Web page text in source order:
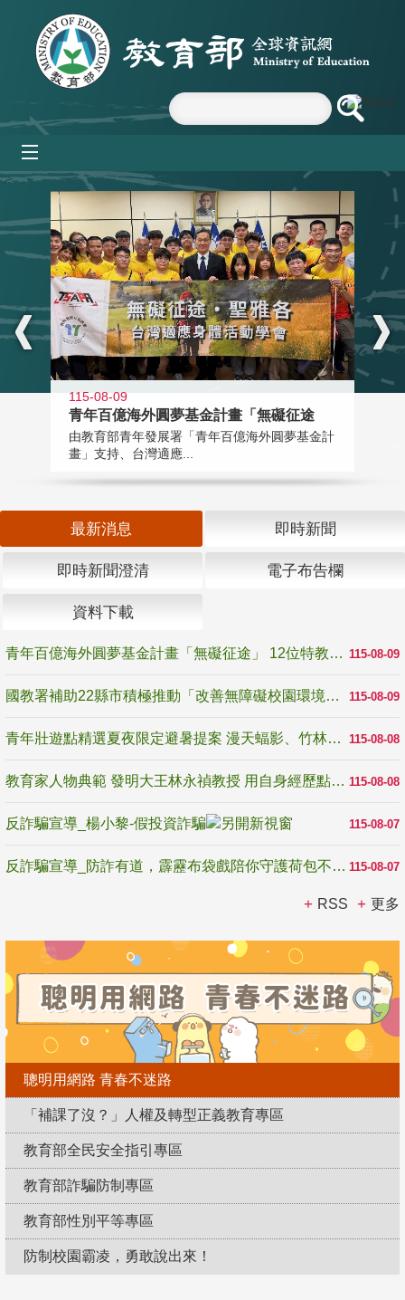
跳到主要內容區塊
:::
115-08-09
青年百億海外圓夢基金計畫「無礙征途
由教育部青年發展署「青年百億海外圓夢基金計
畫」支持、台灣適應...
最新消息 即時新聞
即時新聞澄清 電子布告欄
資料下載
115-08-09
青年百億海外圓夢基金計畫「無礙征途」 12位特教與弱勢青年勇闖西班牙 跨越感官限制見證生命蛻變
115-08-09
國教署補助22縣市積極推動「改善無障礙校園環境計畫」 打造友善、安全、無礙學習空間
115-08-08
青年壯遊點精選夏夜限定避暑提案 漫天蝠影、竹林尋蛙、茶香夜觀 邀青年暮色出發
115-08-08
教育家人物典範 發明大王林永禎教授 用自身經歷點亮學生的路
115-08-07
反詐騙宣導_楊小黎-假投資詐騙
115-08-07
反詐騙宣導_防詐有道，霹靂布袋戲陪你守護荷包不受騙
RSS 更多
聰明用網路 青春不迷路
「補課了沒？」人權及轉型正義教育專區
教育部全民安全指引專區
教育部詐騙防制專區
教育部性別平等專區
防制校園霸凌，勇敢說出來！